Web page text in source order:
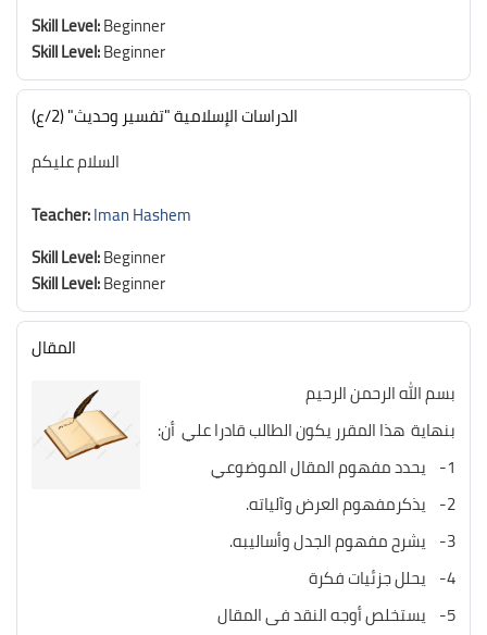
Skill Level:Beginner
Skill Level:Beginner
الدراسات الإسلامية "تفسير وحديث" (2/ع)
السلام عليكم
Teacher:Iman Hashem
Skill Level:Beginner
Skill Level:Beginner
المقال
بسم الله الرحمن الرحيم
بنهاية هذا المقرر يكون الطالب قادرا علي أن:
1- يحدد مفهوم المقال الموضوعي
2- يذكرمفهوم العرض وآلياته.
3- يشرح مفهوم الجدل وأساليبه.
4- يحلل جزئيات فكرة
5- يستخلص أوجه النقد فى المقال